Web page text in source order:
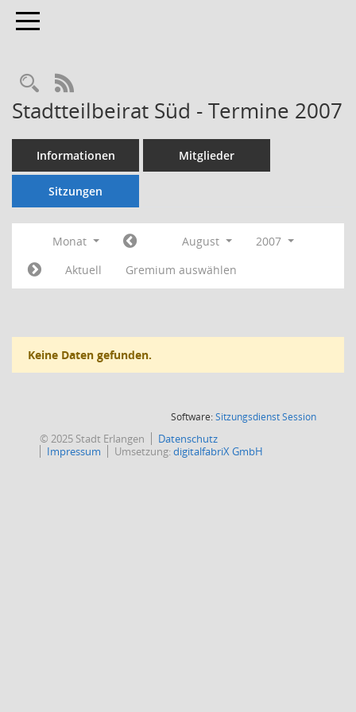
Toggle navigation
Rechercheauswahl
RSS-Feed
Stadtteilbeirat Süd - Termine 2007
Informationen Mitglieder
Sitzungen
Monat August
2007
Aktuell
Gremium auswählen
Keine Daten gefunden.
Software:SitzungsdienstSession(Wird in
© 2025 Stadt Erlangen
Datenschutz
Impressum
Umsetzung:digitalfabriX GmbH